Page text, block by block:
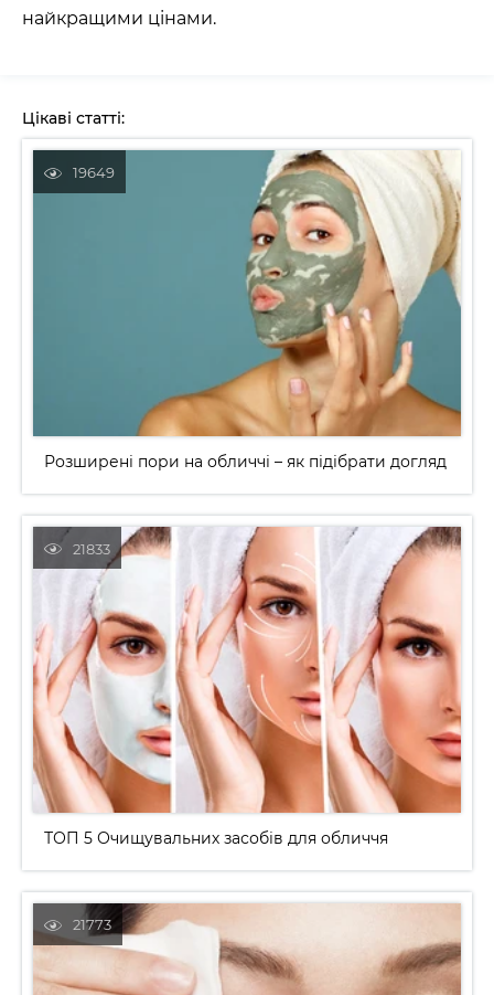
найкращими цінами.
Цікаві статті:
Розширені пори на обличчі – як підібрати догляд
ТОП 5 Очищувальних засобів для обличчя